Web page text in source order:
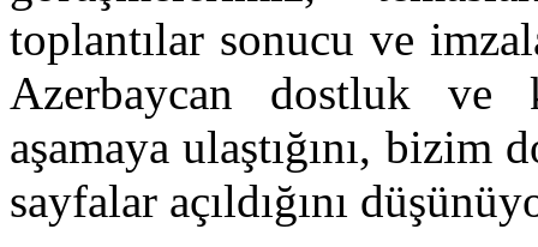
toplantılar sonucu ve
Azerbaycan dostluk
aşamaya ulaştığını,
sayfalar açıldığını